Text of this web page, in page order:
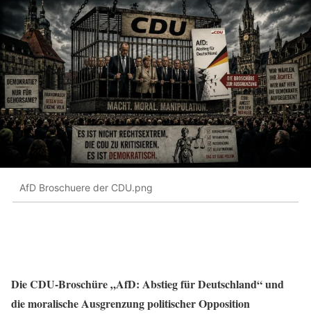
AfD Broschuere der CDU.png
Die CDU-Broschüre „AfD: Abstieg für Deutschland“ und
die moralische Ausgrenzung politischer Opposition